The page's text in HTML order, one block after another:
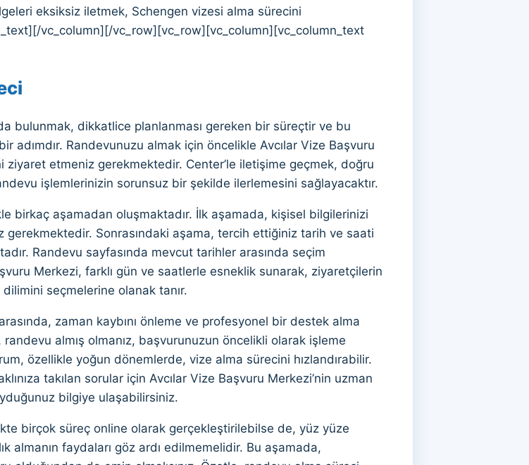
eksiksiz iletmek, Schengen vizesi alma sürecini
vc_column][/vc_row][vc_row][vc_column][vc_column_text
bulunmak, dikkatlice planlanması gereken bir süreçtir ve bu
adımdır. Randevunuzu almak için öncelikle Avcılar Vize Başvuru
ziyaret etmeniz gerekmektedir. Center’le iletişime geçmek, doğru
işlemlerinizin sorunsuz bir şekilde ilerlemesini sağlayacaktır.
birkaç aşamadan oluşmaktadır. İlk aşamada, kişisel bilgilerinizi
gerekmektedir. Sonrasındaki aşama, tercih ettiğiniz tarih ve saati
Randevu sayfasında mevcut tarihler arasında seçim
Merkezi, farklı gün ve saatlerle esneklik sunarak, ziyaretçilerin
seçmelerine olanak tanır.
zaman kaybını önleme ve profesyonel bir destek alma
randevu almış olmanız, başvurunuzun öncelikli olarak işleme
özellikle yoğun dönemlerde, vize alma sürecini hızlandırabilir.
takılan sorular için Avcılar Vize Başvuru Merkezi’nin uzman
bilgiye ulaşabilirsiniz.
birçok süreç online olarak gerçekleştirilebilse de, yüz yüze
almanın faydaları göz ardı edilmemelidir. Bu aşamada,